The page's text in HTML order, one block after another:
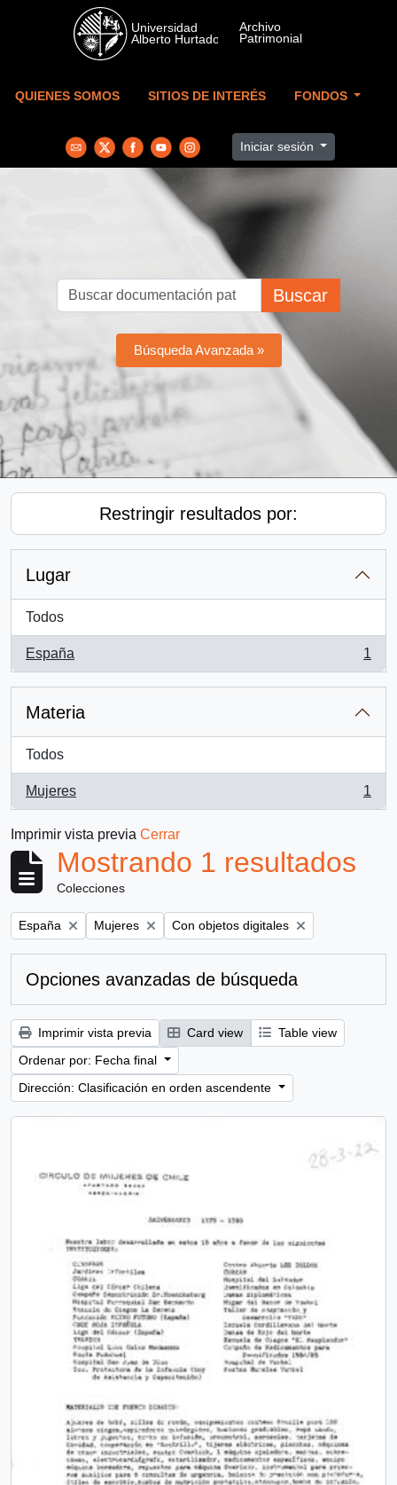
Skip to main content
QUIENES SOMOS SITIOS DE INTERÉS FONDOS
Iniciar sesión
Buscar
Búsqueda Avanzada »
Restringir resultados por:
Lugar
Todos
España
, 1 resultados
1
Materia
Todos
Mujeres
, 1 resultados
1
Imprimir vista previa Cerrar
Mostrando 1 resultados
Colecciones
Remove filter:
España Remove filter:
Mujeres Remove filter:
Con objetos digitales
Opciones avanzadas de búsqueda
Imprimir vista previa Card view
Table view
Ordenar por: Fecha final
Dirección: Clasificación en orden ascendente